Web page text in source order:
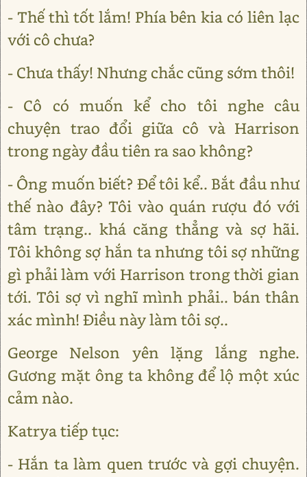
- Thế thì tốt lắm! Phía bên kia có liên lạc
với cô chưa?
- Chưa thấy! Nhưng chắc cũng sớm thôi!
- Cô có muốn kể cho tôi nghe câu
chuyện trao đổi giữa cô và Harrison
trong ngày đầu tiên ra sao không?
- Ông muốn biết? Để tôi kể.. Bắt đầu như
thế nào đây? Tôi vào quán rượu đó với
tâm trạng.. khá căng thẳng và sợ hãi.
Tôi không sợ hắn ta nhưng tôi sợ những
gì phải làm với Harrison trong thời gian
tới. Tôi sợ vì nghĩ mình phải.. bán thân
xác mình! Điều này làm tôi sợ..
George Nelson yên lặng lắng nghe.
Gương mặt ông ta không để lộ một xúc
cảm nào.
Katrya tiếp tục:
- Hắn ta làm quen trước và gợi chuyện.